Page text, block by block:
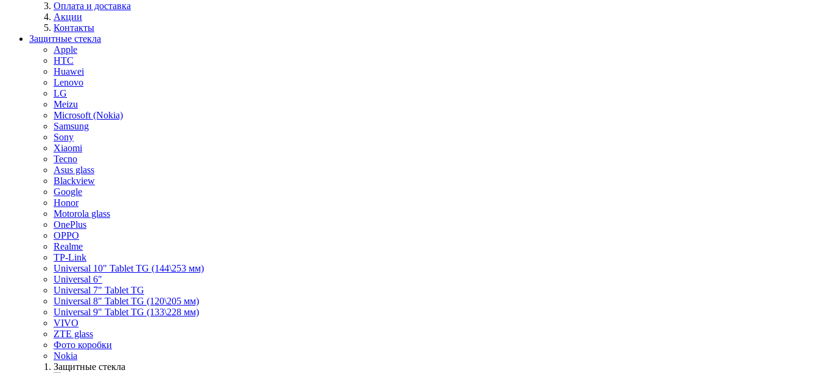
Оплата и доставка
Акции
Контакты
Защитные стекла
Apple
HTC
Huawei
Lenovo
LG
Meizu
Microsoft (Nokia)
Samsung
Sony
Xiaomi
Tecno
Asus glass
Blackview
Google
Honor
Motorola glass
OnePlus
OPPO
Realme
TP-Link
Universal 10" Tablet TG (144\253 мм)
Universal 6"
Universal 7" Tablet TG
Universal 8" Tablet TG (120\205 мм)
Universal 9" Tablet TG (133\228 мм)
VIVO
ZTE glass
Фото коробки
Nokia
Защитные стекла